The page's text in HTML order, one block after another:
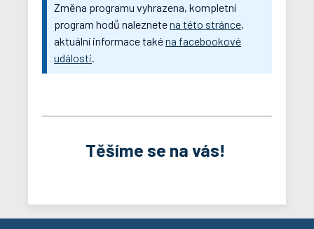
Změna programu vyhrazena, kompletní
program hodů naleznetena této stránce,
aktuální informace takéna facebookové
události.
Těšíme se na vás!